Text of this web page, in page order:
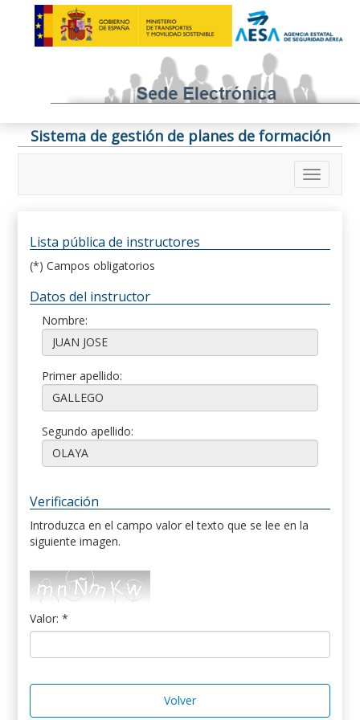
Sistema de gestión de planes de formación
Lista pública de instructores
(*) Campos obligatorios
Datos del instructor
Nombre:
Primer apellido:
Segundo apellido:
Verificación
Introduzca en el campo valor el texto que se lee en la
siguiente imagen.
Valor: *
Volver